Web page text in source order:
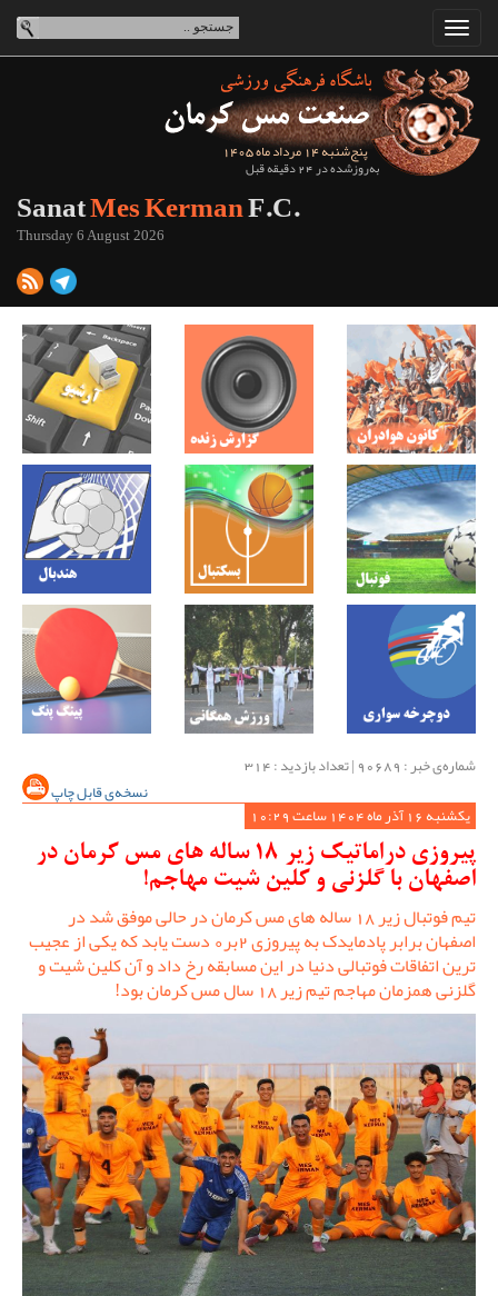
پنج‌شنبه 14 مرداد ماه 1405
به‌روزشده در 24 دقیقه قبل
SanatMes KermanF.C.
Thursday 6 August 2026
شماره‌ی خبر : ‌90689 | تعداد بازدید : 314
نسخه‌ی قابل چاپ
یکشنبه 16 آذر ماه 1404 ساعت 10:29
پیروزی دراماتیک زیر 18 ساله های مس کرمان در
اصفهان با گلزنی و کلین شیت مهاجم!
تیم فوتبال زیر 18 ساله های مس کرمان در حالی موفق شد در
اصفهان برابر پادمایدک به پیروزی 2بر0 دست یابد که یکی از عجیب
ترین اتفاقات فوتبالی دنیا در این مسابقه رخ داد و آن کلین شیت و
گلزنی همزمان مهاجم تیم زیر 18 سال مس کرمان بود!